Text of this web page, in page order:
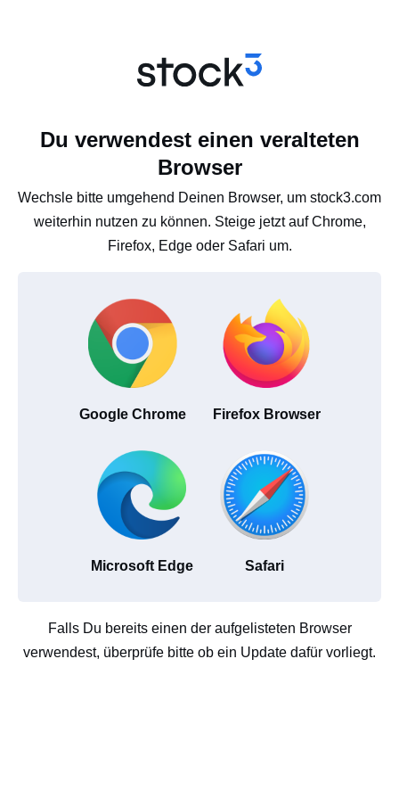
Du verwendest einen veralteten
Browser
Wechsle bitte umgehend Deinen Browser, um stock3.com
weiterhin nutzen zu können. Steige jetzt auf Chrome,
Firefox, Edge oder Safari um.
Google Chrome Firefox Browser
Microsoft Edge Safari
Falls Du bereits einen der aufgelisteten Browser
verwendest, überprüfe bitte ob ein Update dafür vorliegt.